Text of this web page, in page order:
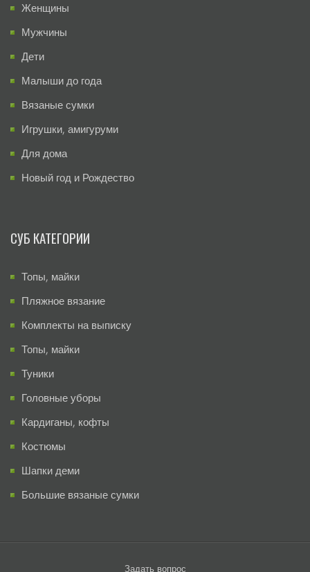
Женщины
Мужчины
Дети
Малыши до года
Вязаные сумки
Игрушки, амигуруми
Для дома
Новый год и Рождество
СУБ КАТЕГОРИИ
Топы, майки
Пляжное вязание
Комплекты на выписку
Топы, майки
Туники
Головные уборы
Кардиганы, кофты
Костюмы
Шапки деми
Большие вязаные сумки
Задать вопрос